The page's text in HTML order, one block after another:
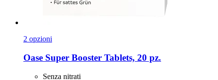
2 opzioni
Oase Super Booster Tablets, 20 pz.
Senza nitrati